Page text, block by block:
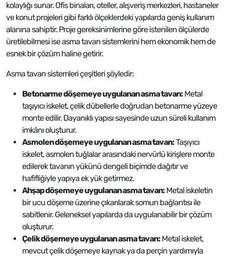
kolaylığı sunar. Ofis binaları, oteller, alışveriş merkezleri, hastaneler
ve konut projeleri gibi farklı ölçeklerdeki yapılarda geniş kullanım
alanına sahiptir. Proje gereksinimlerine göre istenilen ölçülerde
üretilebilmesi ise asma tavan sistemlerini hem ekonomik hem de
esnek bir çözüm haline getirir.
Asma tavan sistemleri çeşitleri şöyledir:
Betonarme döşemeye uygulanan asma tavan: Metal
taşıyıcı iskelet, çelik dübellerle doğrudan betonarme yüzeye
monte edilir. Dayanıklı yapısı sayesinde uzun süreli kullanım
imkânı oluşturur.
Asmolen döşemeye uygulanan asma tavan:Taşıyıcı
iskelet, asmolen tuğlalar arasındaki nervürlü kirişlere monte
edilerek tavanın yükünü dengeli biçimde dağıtır ve
hafifliğiyle yapıya ek yük getirmez.
Ahşap döşemeye uygulanan asma tavan: Metal iskeletin
bir ucu döşeme üzerine çıkarılarak somun bağlantısı ile
sabitlenir. Geleneksel yapılarda da uygulanabilir bir çözüm
oluşturur.
Çelik döşemeye uygulanan asma tavan: Metal iskelet,
mevcut çelik döşemeye kaynak ya da perçin yardımıyla